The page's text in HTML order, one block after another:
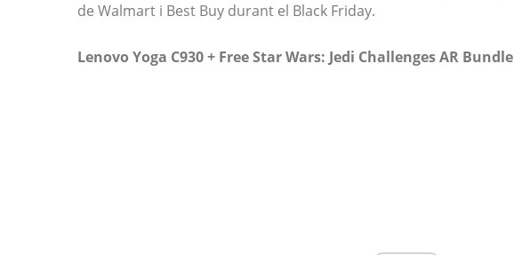
de Walmart i Best Buy durant el Black Friday.
Lenovo Yoga C930 + Free Star Wars: Jedi Challenges AR Bundle